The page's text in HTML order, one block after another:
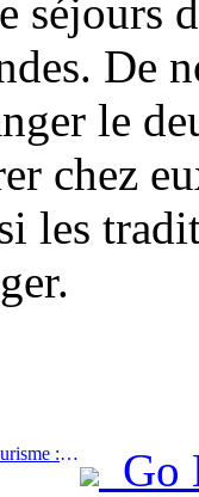
séjours
De
le
chez
les
Prev:Ministère de la Culture et du Tourisme : Lancement de 22 activités thématiques réparties dans 7 grandes régions
Go